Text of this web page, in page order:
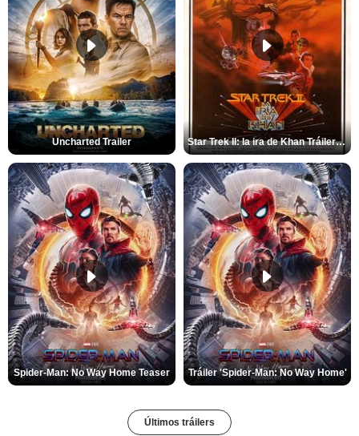
Uncharted Trailer Star Trek II: la ira de Khan Tráiler VO
Spider-Man: No Way Home Teaser Tráiler 'Spider-Man: No Way Home'
Últimos tráilers